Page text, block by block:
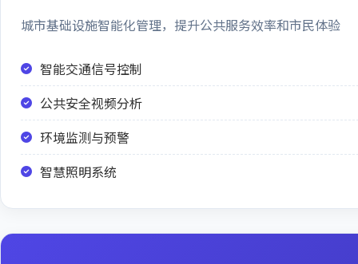
城市基础设施智能化管理，提升公共服务效率和市民体验
智能交通信号控制
公共安全视频分析
环境监测与预警
智慧照明系统